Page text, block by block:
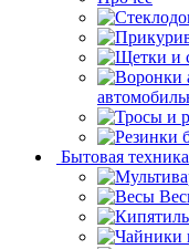
Бытовая техника